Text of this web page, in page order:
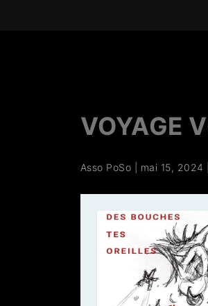
VOYAGE
Asso PoSo mai 15, 2024